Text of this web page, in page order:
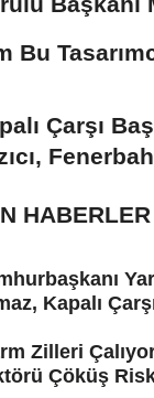
Bu
Çarşı
HABERLER
Kapalı
Zilleri
Çöküş